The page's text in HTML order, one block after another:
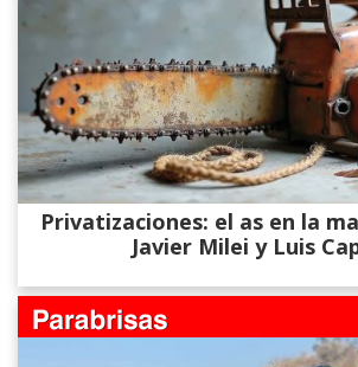
Privatizaciones: el as en la
Javier Milei y Luis